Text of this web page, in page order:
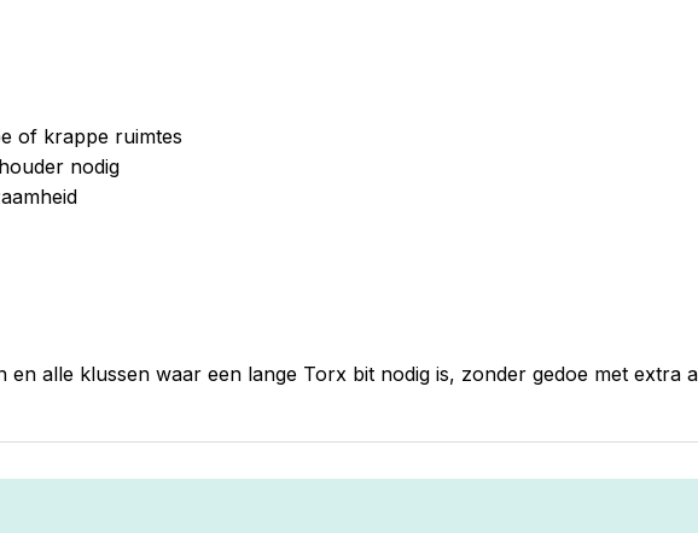
of krappe ruimtes
nodig
alle klussen waar een lange Torx bit nodig is, zonder gedoe met extra